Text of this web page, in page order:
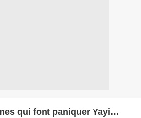
qui font paniquer Yayi…